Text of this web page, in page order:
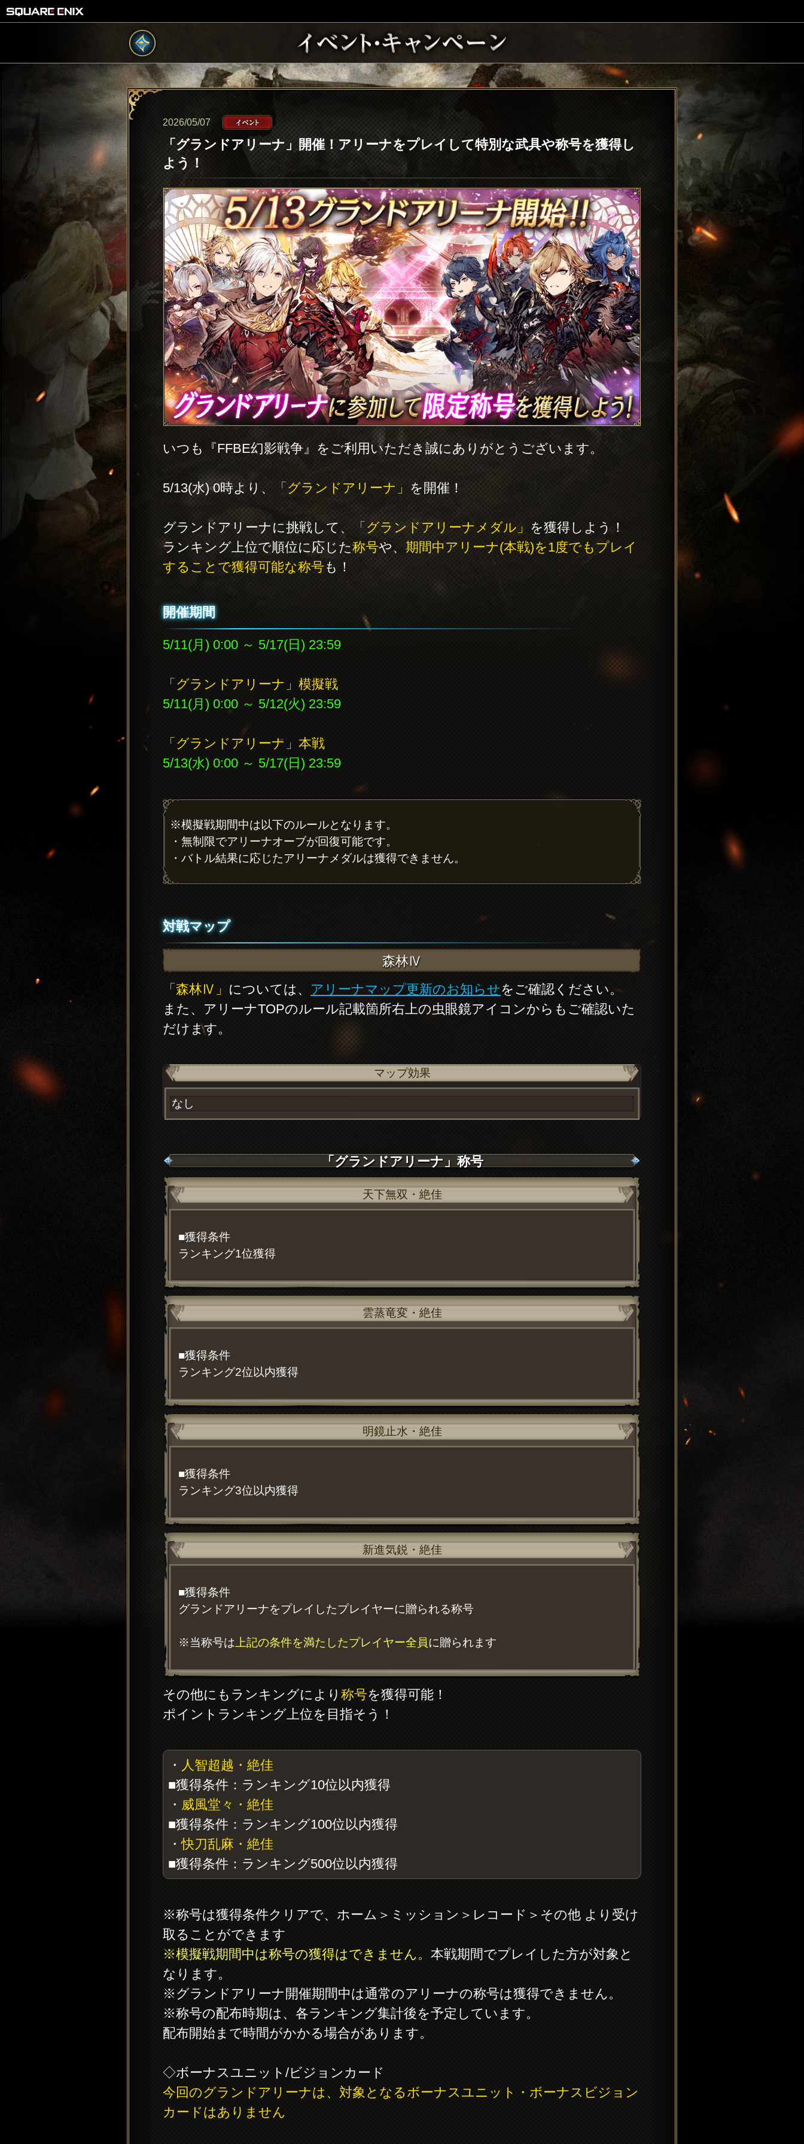
2026/05/07
「グランドアリーナ」開催！アリーナをプレイして特別な武具や称号を獲得し
よう！
いつも『FFBE幻影戦争』をご利用いただき誠にありがとうございます。
5/13(水) 0時より、「グランドアリーナ」を開催！
グランドアリーナに挑戦して、「グランドアリーナメダル」を獲得しよう！
ランキング上位で順位に応じた称号や、期間中アリーナ(本戦)を1度でもプレイ
することで獲得可能な称号も！
開催期間
5/11(月) 0:00 ～ 5/17(日) 23:59
「グランドアリーナ」模擬戦
5/11(月) 0:00 ～ 5/12(火) 23:59
「グランドアリーナ」本戦
5/13(水) 0:00 ～ 5/17(日) 23:59
※模擬戦期間中は以下のルールとなります。
・無制限でアリーナオーブが回復可能です。
・バトル結果に応じたアリーナメダルは獲得できません。
対戦マップ
森林Ⅳ
「森林Ⅳ」 については、 アリーナマップ更新のお知らせをご確認ください。
また、アリーナTOPのルール記載箇所右上の虫眼鏡アイコンからもご確認いた
だけます。
マップ効果
なし
「グランドアリーナ」称号
天下無双・絶佳
■獲得条件
ランキング1位獲得
雲蒸竜変・絶佳
■獲得条件
ランキング2位以内獲得
明鏡止水・絶佳
■獲得条件
ランキング3位以内獲得
新進気鋭・絶佳
■獲得条件
グランドアリーナをプレイしたプレイヤーに贈られる称号
※当称号は 上記の条件を満たしたプレイヤー全員に贈られます
その他にもランキングにより 称号を獲得可能！
ポイントランキング上位を目指そう！
・ 人智超越・絶佳
■獲得条件：ランキング10位以内獲得
・ 威風堂々・絶佳
■獲得条件：ランキング100位以内獲得
・快刀乱麻・絶佳
■獲得条件：ランキング500位以内獲得
※称号は獲得条件クリアで、ホーム＞ミッション＞レコード＞その他 より受け
取ることができます
※模擬戦期間中は称号の獲得はできません。 本戦期間でプレイした方が対象と
なります。
※グランドアリーナ開催期間中は通常のアリーナの称号は獲得できません。
※称号の配布時期は、各ランキング集計後を予定しています。
配布開始まで時間がかかる場合があります。
◇ボーナスユニット/ビジョンカード
今回のグランドアリーナは、対象となるボーナスユニット・ボーナスビジョン
カードはありません